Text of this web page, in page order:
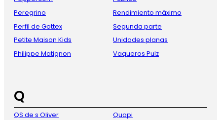
Peregrino
Perfil de Gottex
Petite Maison Kids
Philippe Matignon
Rendimiento máximo
Segunda parte
Unidades planas
Vaqueros Pulz
Q
QS de s Oliver
Quapi